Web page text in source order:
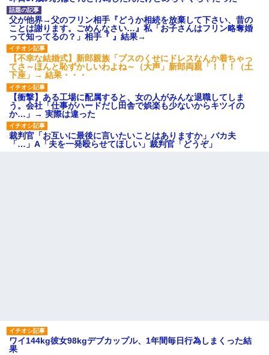
父が他界→父のフリン相手『どうか相続を放棄して下さい、昔の
ことは謝ります。ごめんなさい…』私「お子さんはフリン略奪婚
って知ってるの？」相手『 』結果→
【不幸な結婚式】新郎親族「ブスのくせにドレスなんか着ちゃっ
てさ～ほんと恥ずかしいわよね～（大声」新郎両親「！！！（土
下座」→ 結果・・・
【衝撃】ある工場に配属すると、女の人がみんな退職してしま
う。会社「仕事がハードだし田舎で娯楽も少ないからキツイの
か…」→ 実際は違った
裁判官「お互いに最後に言いたいことはありますか」バカ夫
「…」A「夫を一発殴らせてほしい」裁判官「どうぞ」
ワイ144kg彼女98kgデブカップル、1年間毎日行為しまくった結
果